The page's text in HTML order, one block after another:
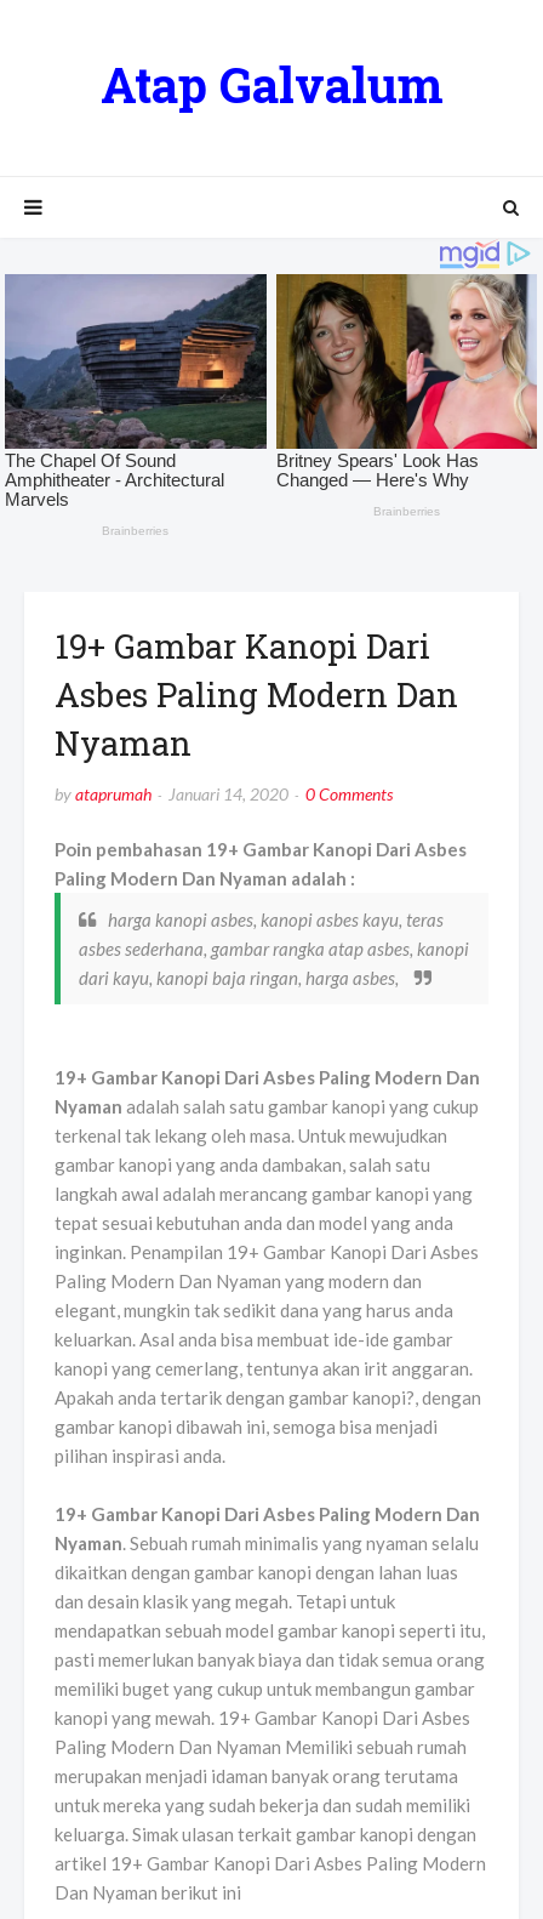
Atap Galvalum
19+ Gambar Kanopi Dari
Asbes Paling Modern Dan
Nyaman
byataprumah Januari 14, 2020 0 Comments
Poin pembahasan 19+ Gambar Kanopi Dari Asbes
Paling Modern Dan Nyaman adalah :
harga kanopi asbes, kanopi asbes kayu, teras
asbes sederhana, gambar rangka atap asbes, kanopi
dari kayu, kanopi baja ringan, harga asbes,
19+ Gambar Kanopi Dari Asbes Paling Modern Dan
Nyaman adalah salah satu gambar kanopi yang cukup
terkenal tak lekang oleh masa. Untuk mewujudkan
gambar kanopi yang anda dambakan, salah satu
langkah awal adalah merancang gambar kanopi yang
tepat sesuai kebutuhan anda dan model yang anda
inginkan. Penampilan 19+ Gambar Kanopi Dari Asbes
Paling Modern Dan Nyaman yang modern dan
elegant, mungkin tak sedikit dana yang harus anda
keluarkan. Asal anda bisa membuat ide-ide gambar
kanopi yang cemerlang, tentunya akan irit anggaran.
Apakah anda tertarik dengan gambar kanopi?, dengan
gambar kanopi dibawah ini, semoga bisa menjadi
pilihan inspirasi anda.
19+ Gambar Kanopi Dari Asbes Paling Modern Dan
Nyaman. Sebuah rumah minimalis yang nyaman selalu
dikaitkan dengan gambar kanopi dengan lahan luas
dan desain klasik yang megah. Tetapi untuk
mendapatkan sebuah model gambar kanopi seperti itu,
pasti memerlukan banyak biaya dan tidak semua orang
memiliki buget yang cukup untuk membangun gambar
kanopi yang mewah. 19+ Gambar Kanopi Dari Asbes
Paling Modern Dan Nyaman Memiliki sebuah rumah
merupakan menjadi idaman banyak orang terutama
untuk mereka yang sudah bekerja dan sudah memiliki
keluarga. Simak ulasan terkait gambar kanopi dengan
artikel 19+ Gambar Kanopi Dari Asbes Paling Modern
Dan Nyaman berikut ini